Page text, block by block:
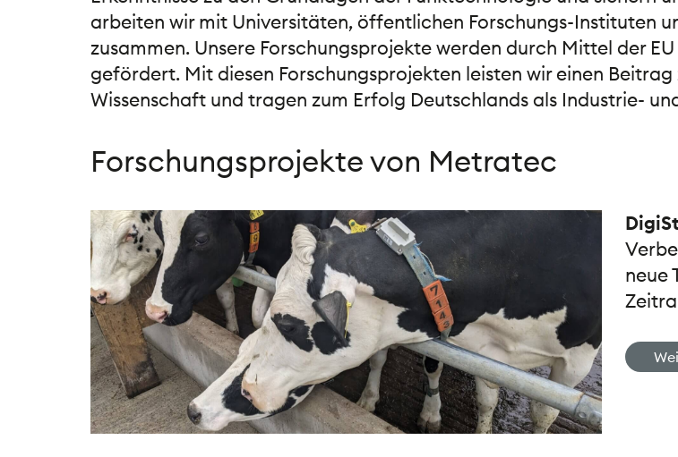
arbeiten wir mit Universitäten, öffentlichen Forschungs-Instituten
zusammen. Unsere Forschungsprojekte werden durch Mittel der
gefördert. Mit diesen Forschungsprojekten leisten wir einen
Wissenschaft und tragen zum Erfolg Deutschlands als Industrie-
Forschungsprojekte von Metratec
neue